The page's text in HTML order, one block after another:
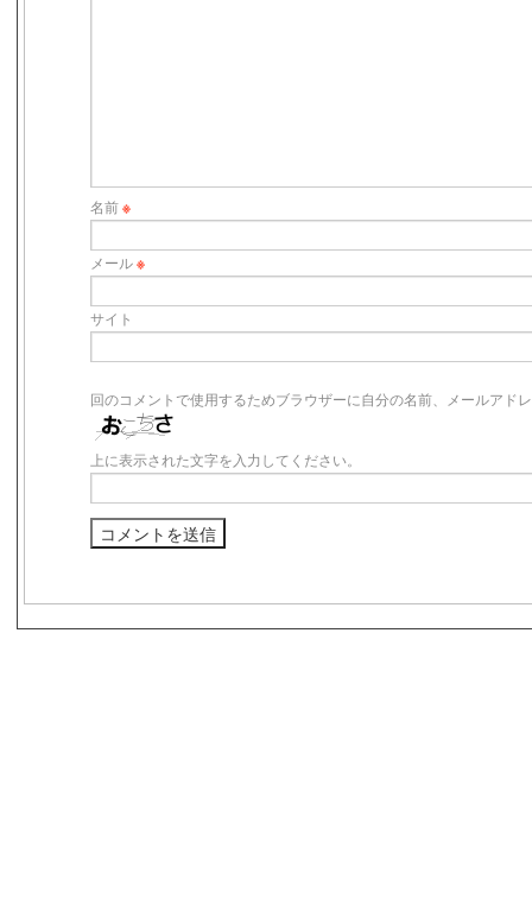
名前※
メール※
サイト
回のコメントで使用するためブラウザーに自分の名前、メールアド
上に表示された文字を入力してください。
s3